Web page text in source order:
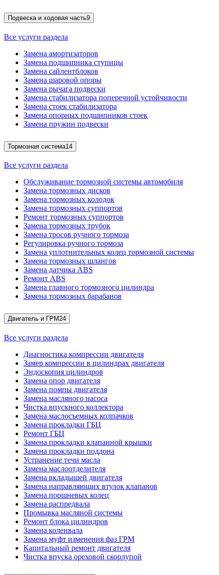
Подвеска и ходовая часть9
Все услуги раздела
Замена амортизаторов
Замена подшипника ступицы
Замена сайлентблоков
Замена шаровой опоры
Замена рычага подвески
Замена стабилизатора поперечной устойчивости
Замена стоек стабилизатора
Замена опорных подшипников стоек
Замена пружин подвески
Тормозная система14
Все услуги раздела
Обслуживание тормозной системы автомобиля
Замена тормозных дисков
Замена тормозных колодок
Замена тормозных суппортов
Ремонт тормозных суппортов
Замена тормозных трубок
Замена тросов ручного тормоза
Регулировка ручного тормоза
Замена уплотнительных колец тормозной системы
Замена тормозных шлангов
Замена датчика ABS
Ремонт ABS
Замена главного тормозного цилиндра
Замена тормозных барабанов
Двигатель и ГРМ24
Все услуги раздела
Диагностика компрессии двигателя
Замер компрессии в цилиндрах двигателя
Эндоскопия цилиндров
Замена опор двигателя
Замена помпы двигателя
Замена масляного насоса
Чистка впускного коллектора
Замена маслосъемных колпачков
Замена прокладки ГБЦ
Ремонт ГБЦ
Замена прокладки клапанной крышки
Замена прокладки поддона
Устранение течи масла
Замена маслоотделителя
Замена вкладышей двигателя
Замена направляющих втулок клапанов
Замена поршневых колец
Замена распредвала
Промывка масляной системы
Ремонт блока цилиндров
Замена коленвала
Замена муфт изменения фаз ГРМ
Капитальный ремонт двигателя
Чистка впуска ореховой скорлупой